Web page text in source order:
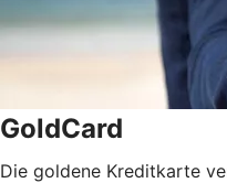
GoldCard
Die goldene Kreditkarte